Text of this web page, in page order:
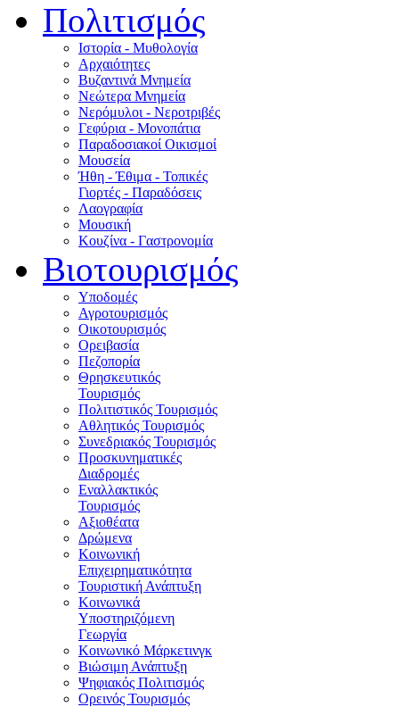
Πολιτισμός
Ιστορία - Μυθολογία
Αρχαιότητες
Βυζαντινά Μνημεία
Νεώτερα Μνημεία
Νερόμυλοι - Nεροτριβές
Γεφύρια - Μονοπάτια
Παραδοσιακοί Οικισμοί
Μουσεία
Ήθη - Έθιμα - Τοπικές
Γιορτές - Παραδόσεις
Λαογραφία
Μουσική
Κουζίνα - Γαστρονομία
Βιοτουρισμός
Υποδομές
Αγροτουρισμός
Οικοτουρισμός
Ορειβασία
Πεζοπορία
Θρησκευτικός
Τουρισμός
Πολιτιστικός Τουρισμός
Αθλητικός Τουρισμός
Συνεδριακός Τουρισμός
Προσκυνηματικές
Διαδρομές
Εναλλακτικός
Τουρισμός
Αξιοθέατα
Δρώμενα
Κοινωνική
Επιχειρηματικότητα
Τουριστική Ανάπτυξη
Κοινωνικά
Υποστηριζόμενη
Γεωργία
Κοινωνικό Μάρκετινγκ
Βιώσιμη Ανάπτυξη
Ψηφιακός Πολιτισμός
Ορεινός Τουρισμός